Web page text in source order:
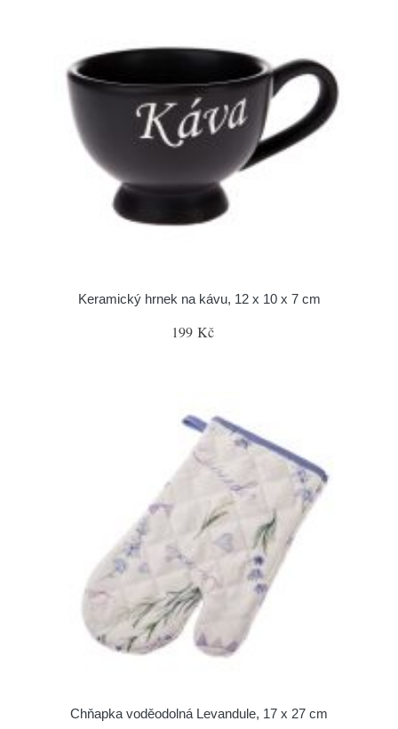
Keramický hrnek na kávu, 12 x 10 x 7 cm
199 Kč
Chňapka voděodolná Levandule, 17 x 27 cm